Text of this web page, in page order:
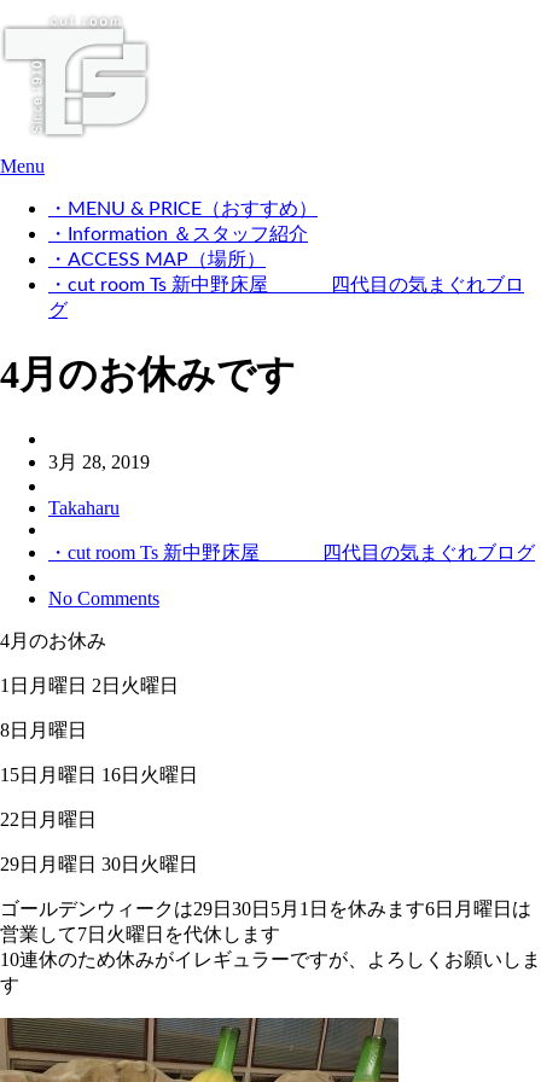
Menu
・MENU & PRICE（おすすめ）
・Information ＆スタッフ紹介
・ACCESS MAP（場所）
・cut room Ts 新中野床屋 四代目の気まぐれブロ
グ
4月のお休みです
3月 28, 2019
Takaharu
・cut room Ts 新中野床屋 四代目の気まぐれブログ
No Comments
4月のお休み
1日月曜日 2日火曜日
8日月曜日
15日月曜日 16日火曜日
22日月曜日
29日月曜日 30日火曜日
ゴールデンウィークは29日30日5月1日を休みます6日月曜日は
営業して7日火曜日を代休します
10連休のため休みがイレギュラーですが、よろしくお願いしま
す